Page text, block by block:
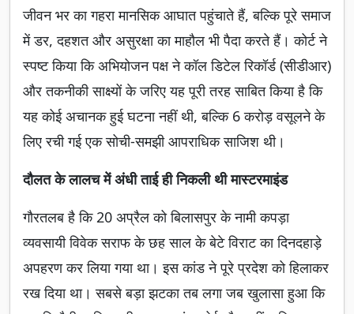
जीवन भर का गहरा मानसिक आघात पहुंचाते हैं, बल्कि पूरे समाज
में डर, दहशत और असुरक्षा का माहौल भी पैदा करते हैं। कोर्ट ने
स्पष्ट किया कि अभियोजन पक्ष ने कॉल डिटेल रिकॉर्ड (सीडीआर)
और तकनीकी साक्ष्यों के जरिए यह पूरी तरह साबित किया है कि
यह कोई अचानक हुई घटना नहीं थी, बल्कि 6 करोड़ वसूलने के
लिए रची गई एक सोची-समझी आपराधिक साजिश थी।
दौलत के लालच में अंधी ताई ही निकली थी मास्टरमाइंड
गौरतलब है कि 20 अप्रैल को बिलासपुर के नामी कपड़ा
व्यवसायी विवेक सराफ के छह साल के बेटे विराट का दिनदहाड़े
अपहरण कर लिया गया था। इस कांड ने पूरे प्रदेश को हिलाकर
रख दिया था। सबसे बड़ा झटका तब लगा जब खुलासा हुआ कि